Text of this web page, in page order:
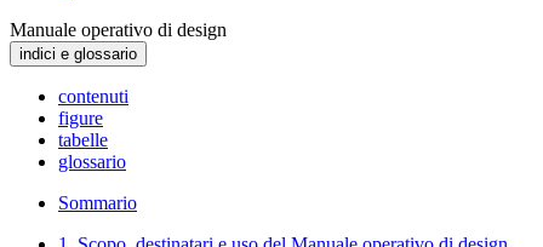
Manuale operativo di design
indici e glossario
contenuti
figure
tabelle
glossario
Sommario